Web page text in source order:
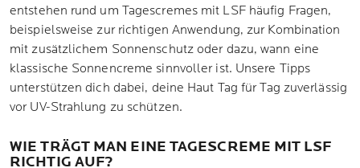
entstehen rund um Tagescremes mit LSF häufig Fragen,
beispielsweise zur richtigen Anwendung, zur Kombination
mit zusätzlichem Sonnenschutz oder dazu, wann eine
klassische Sonnencreme sinnvoller ist. Unsere Tipps
unterstützen dich dabei, deine Haut Tag für Tag zuverlässig
vor UV-Strahlung zu schützen.
WIE TRÄGT MAN EINE TAGESCREME MIT LSF
RICHTIG AUF?